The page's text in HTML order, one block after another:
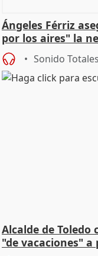
Ángeles Férriz
por los aires" la
SMA
Sonido Totales
Alcalde de Toledo
"de vacaciones"